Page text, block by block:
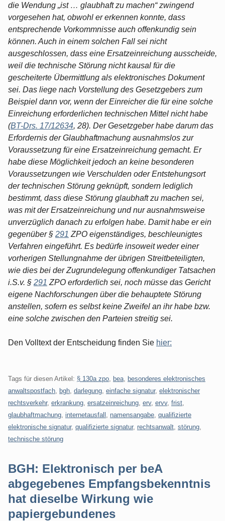
die Wendung „ist … glaubhaft zu machen“ zwingend
vorgesehen hat, obwohl er erkennen konnte, dass
entsprechende Vorkommnisse auch offenkundig sein
können. Auch in einem solchen Fall sei nicht
ausgeschlossen, dass eine Ersatzeinreichung ausscheide,
weil die technische Störung nicht kausal für die
gescheiterte Übermittlung als elektronisches Dokument
sei. Das liege nach Vorstellung des Gesetzgebers zum
Beispiel dann vor, wenn der Einreicher die für eine solche
Einreichung erforderlichen technischen Mittel nicht habe
(BT-Drs. 17/12634, 28). Der Gesetzgeber habe darum das
Erfordernis der Glaubhaftmachung ausnahmslos zur
Voraussetzung für eine Ersatzeinreichung gemacht. Er
habe diese Möglichkeit jedoch an keine besonderen
Voraussetzungen wie Verschulden oder Entstehungsort
der technischen Störung geknüpft, sondern lediglich
bestimmt, dass diese Störung glaubhaft zu machen sei,
was mit der Ersatzeinreichung und nur ausnahmsweise
unverzüglich danach zu erfolgen habe. Damit habe er ein
gegenüber § 291 ZPO eigenständiges, beschleunigtes
Verfahren eingeführt. Es bedürfe insoweit weder einer
vorherigen Stellungnahme der übrigen Streitbeteiligten,
wie dies bei der Zugrundelegung offenkundiger Tatsachen
i.S.v. § 291 ZPO erforderlich sei, noch müsse das Gericht
eigene Nachforschungen über die behauptete Störung
anstellen, sofern es selbst keine Zweifel an ihr habe bzw.
eine solche zwischen den Parteien streitig sei.
Den Volltext der Entscheidung finden Sie hier:
Tags für diesen Artikel: § 130a zpo bea
besonderes elektronisches
anwaltspostfach
bgh darlegung einfache signatur, elektronischer
rechtsverkehr, erkrankung ersatzeinreichung erv, ervv, frist
glaubhaftmachung internetausfall namensangabe qualifizierte
elektronische signatur, qualifizierte signatur, rechtsanwalt störung
technische störung
BGH: Elektronisch per beA
abgegebenes Empfangsbekenntnis
hat dieselbe Wirkung wie
papiergebundenes